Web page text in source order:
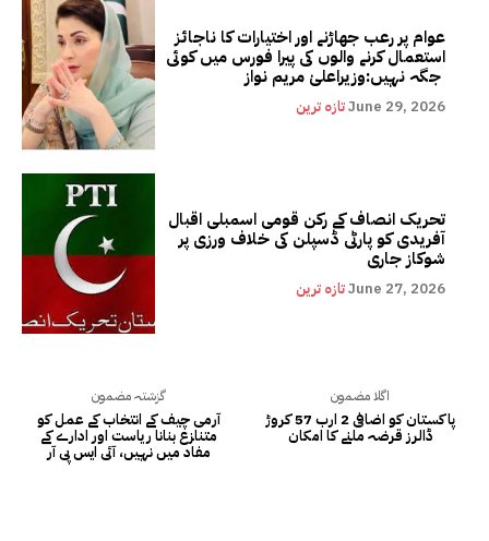
عوام پر رعب جھاڑنے اور اختیارات کا ناجائز
استعمال کرنے والوں کی پیرا فورس میں کوئی
تازہ ترینJune 29, 2026
تحریک انصاف کے رکن قومی اسمبلی اقبال
آفریدی کو پارٹی ڈسپلن کی خلاف ورزی پر
شوکاز جاری
تازہ ترینJune 27, 2026
گزشتہ مضمون
آرمی چیف کے انتخاب کے عمل کو
متنازع بنانا ریاست اور ادارے کے
مفاد میں نہیں، آئی ایس پی آر
اگلا مضمون
پاکستان کو اضافی 2 ارب 57 کروڑ
ڈالرز قرضہ ملنے کا امکان